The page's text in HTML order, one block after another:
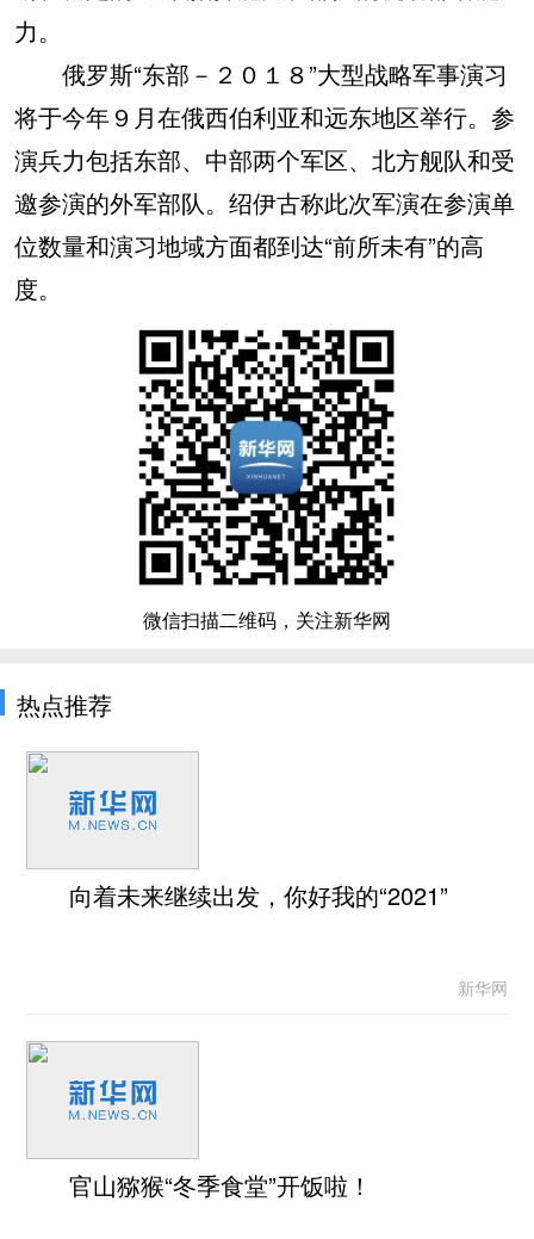
力。
俄罗斯“东部－２０１８”大型战略军事演习
将于今年９月在俄西伯利亚和远东地区举行。参
演兵力包括东部、中部两个军区、北方舰队和受
邀参演的外军部队。绍伊古称此次军演在参演单
位数量和演习地域方面都到达“前所未有”的高
度。
微信扫描二维码，关注新华网
热点推荐
向着未来继续出发，你好我的“2021”
新华网
官山猕猴“冬季食堂”开饭啦！